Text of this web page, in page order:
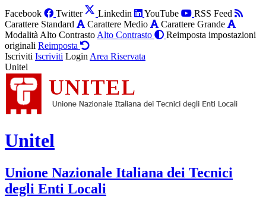
Facebook Twitter Linkedin YouTube
RSS Feed
Carattere Standard
Carattere Medio
Carattere Grande
Modalità Alto Contrasto Alto Contrasto
Reimposta impostazioni
originali Reimposta
Iscriviti Iscriviti Login Area Riservata
Unitel
Unitel
Unione Nazionale Italiana dei Tecnici
degli Enti Locali